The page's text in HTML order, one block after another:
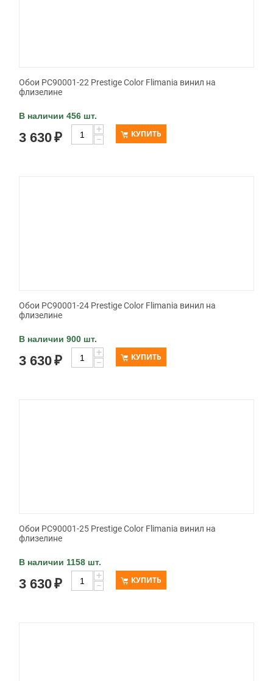
Обои PC90001-22 Prestige Color Flimania винил на
флизелине
В наличии 456 шт.
3 630₽
+
−
КУПИТЬ
Обои PC90001-24 Prestige Color Flimania винил на
флизелине
В наличии 900 шт.
3 630₽
+
−
КУПИТЬ
Обои PC90001-25 Prestige Color Flimania винил на
флизелине
В наличии 1158 шт.
3 630₽
+
−
КУПИТЬ